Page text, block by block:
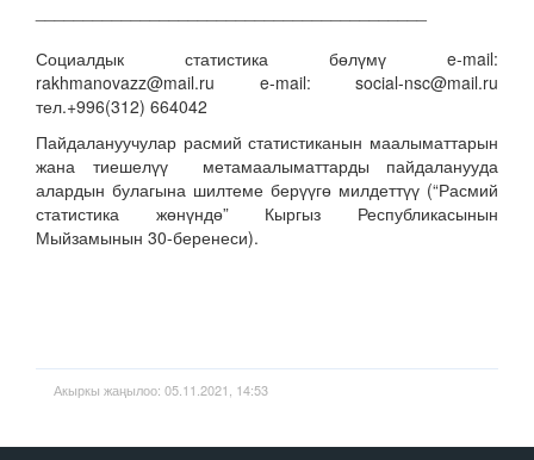
Социалдык статистика бөлүмү e-mail:
rakhmanovazz@mail.ru e-mail: social-nsc@mail.ru
тел.+996(312) 664042
Пайдалануучулар расмий статистиканын маалыматтарын
жана тиешелүү метамаалыматтарды пайдаланууда
алардын булагына шилтеме берүүгө милдеттүү (“Расмий
статистика жөнүндө” Кыргыз Республикасынын
Мыйзамынын 30-беренеси).
Акыркы жаңылоо: 05.11.2021, 14:53